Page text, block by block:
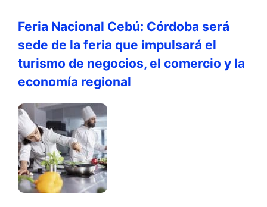
Feria Nacional Cebú: Córdoba será
sede de la feria que impulsará el
turismo de negocios, el comercio y la
economía regional